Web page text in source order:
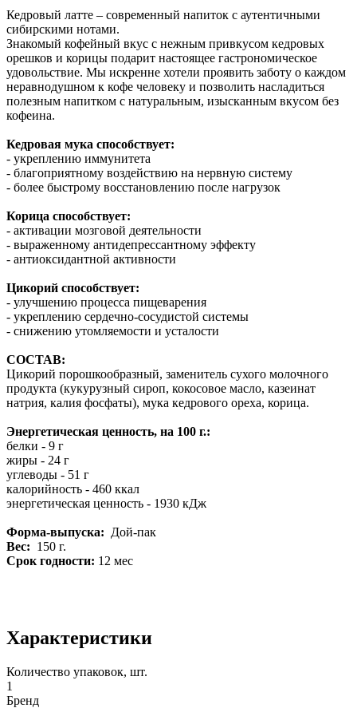
Кедровый латте – современный напиток с аутентичными
сибирскими нотами.
Знакомый кофейный вкус с нежным привкусом кедровых
орешков и корицы подарит настоящее гастрономическое
удовольствие. Мы искренне хотели проявить заботу о каждом
неравнодушном к кофе человеку и позволить насладиться
полезным напитком с натуральным, изысканным вкусом без
кофеина.
Кедровая мука способствует:
- укреплению иммунитета
- благоприятному воздействию на нервную систему
- более быстрому восстановлению после нагрузок
Корица способствует:
- активации мозговой деятельности
- выраженному антидепрессантному эффекту
- антиоксидантной активности
Цикорий способствует:
- улучшению процесса пищеварения
- укреплению сердечно-сосудистой системы
- снижению утомляемости и усталости
СОСТАВ:
Цикорий порошкообразный, заменитель сухого молочного
продукта (кукурузный сироп, кокосовое масло, казеинат
натрия, калия фосфаты), мука кедрового ореха, корица.
Энергетическая ценность, на 100 г.:
белки - 9 г
жиры - 24 г
углеводы - 51 г
калорийность - 460 ккал
энергетическая ценность - 1930 кДж
Форма-выпуска: Дой-пак
Вес: 150 г.
Срок годности: 12 мес
Характеристики
Количество упаковок, шт.
1
Бренд